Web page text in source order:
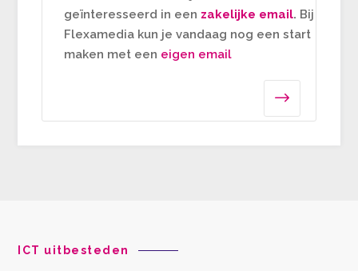
geïnteresseerd in een zakelijke email. Bij
Flexamedia kun je vandaag nog een start
maken met een eigen email
$
ICT uitbesteden